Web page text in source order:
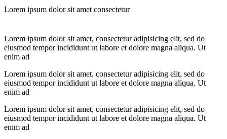
Lorem ipsum dolor sit amet consectetur
Lorem ipsum dolor sit amet, consectetur adipisicing elit, sed do
eiusmod tempor incididunt ut labore et dolore magna aliqua. Ut
enim ad
Lorem ipsum dolor sit amet, consectetur adipisicing elit, sed do
eiusmod tempor incididunt ut labore et dolore magna aliqua. Ut
enim ad
Lorem ipsum dolor sit amet, consectetur adipisicing elit, sed do
eiusmod tempor incididunt ut labore et dolore magna aliqua. Ut
enim ad